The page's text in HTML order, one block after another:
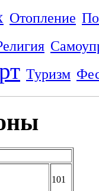
Отопление
Туризм
101